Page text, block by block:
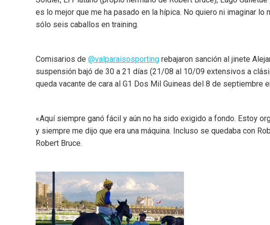
es lo mejor que me ha pasado en la hípica. No quiero ni imaginar
sólo seis caballos en training.
Comisarios de @valparaisosporting rebajaron sanción al jinete
suspensión bajó de 30 a 21 días (21/08 al 10/09 extensivos a
queda vacante de cara al G1 Dos Mil Guineas del 8 de septiembre
«Aquí siempre ganó fácil y aún no ha sido exigido a fondo. Estoy
y siempre me dijo que era una máquina. Incluso se quedaba con
Robert Bruce.